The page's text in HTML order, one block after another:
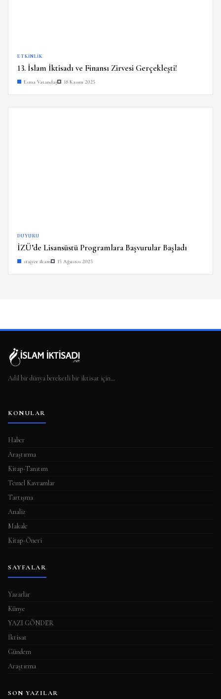
ETKINLIK
13. İslam İktisadı ve Finansı Zirvesi Gerçekleşti!
Esma Vatandaş 18 Kasım 2025
DUYURU
İZÜ’de Lisansüstü Programlara Başvurular Başladı
stajyer ikam 15 Ağustos 2025
Adil bir dünya bereketli bir iktisat için…
KONULAR
Haber
Araştırma
Kitap-Tanıtım
Temel Kavramlar
Tartışma
Analiz
Makale
Kitap-Öneri
SAYFALAR
Yazarlar
Künye
YAZI GÖNDER
İktisat
Gündem
Araştırma
SON YAZILAR